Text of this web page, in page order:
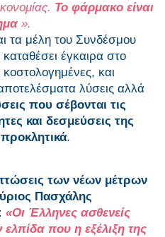
Το φάρμακο είναι
».
τα μέλη του Συνδέσμου
έγκαιρα στο
και
λύσεις αλλά
που σέβονται τις
και δεσμεύσεις της
.
των νέων μέτρων
Πασχάλης
«Οι Έλληνες ασθενείς
που η εξέλιξη της